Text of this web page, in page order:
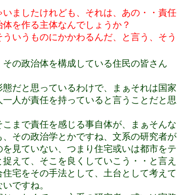
ましたけれども、それは、あの・・責任
を作る主体なんでしょうか？
いうものにかかわるんだ、と言う、そう
の政治体を構成している住民の皆さん
だと思っているわけで、まぁそれは国家
人が責任を持っていると言うことだと思
まで責任を感じる事自体が、まぁそんな
その政治学とかですね、文系の研究者が
見ていない、つまり住宅或いは都市をテ
えて、そこを良くしていこう・・と言え
宅をその手法として、土台として考えて
ですね。